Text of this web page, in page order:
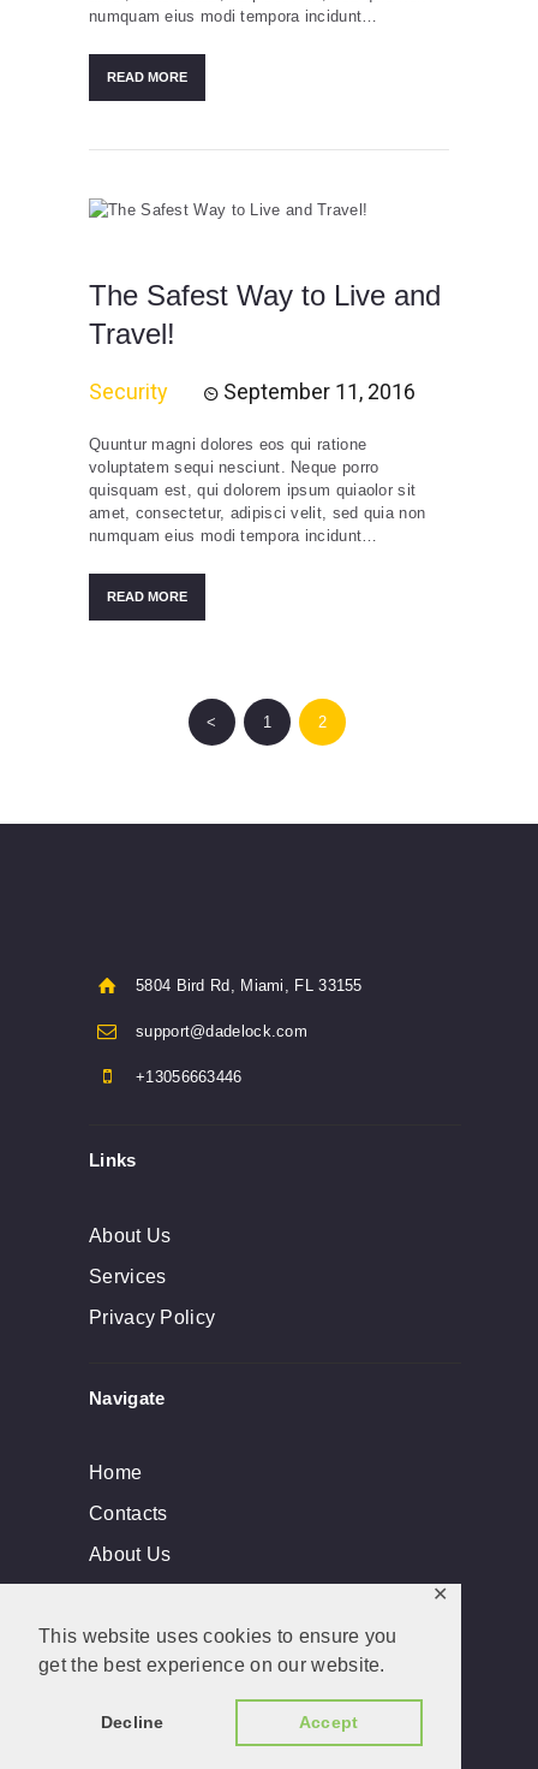
This website uses cookies to ensure you
get the best experience on our website.
Decline Accept
✕
numquam eius modi tempora incidunt…
READ MORE
The Safest Way to Live and
Travel!
Security September 11, 2016
Quuntur magni dolores eos qui ratione
voluptatem sequi nesciunt. Neque porro
quisquam est, qui dolorem ipsum quiaolor sit
amet, consectetur, adipisci velit, sed quia non
numquam eius modi tempora incidunt…
READ MORE
< PAGE
1 PAGE
2
5804 Bird Rd, Miami, FL 33155
support@dadelock.com
+13056663446
Links
About Us
Services
Privacy Policy
Navigate
Home
Contacts
About Us
Dade Lock & Key, Inc © 2026. All rights